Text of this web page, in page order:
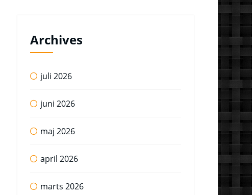
Archives
juli 2026
juni 2026
maj 2026
april 2026
marts 2026